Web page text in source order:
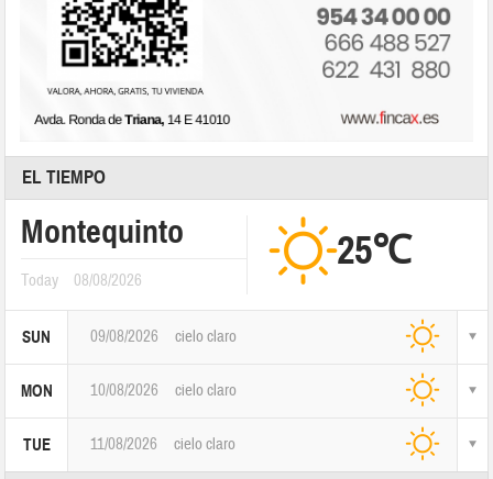
EL TIEMPO
Montequinto
Today 08/08/2026
25℃
SUN 09/08/2026 cielo claro
MON 10/08/2026 cielo claro
TUE 11/08/2026 cielo claro